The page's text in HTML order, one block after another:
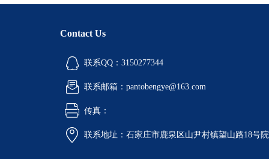
Contact Us
联系QQ：3150277344
联系邮箱：pantobengye@163.com
传真：
联系地址：石家庄市鹿泉区山尹村镇望山路18号